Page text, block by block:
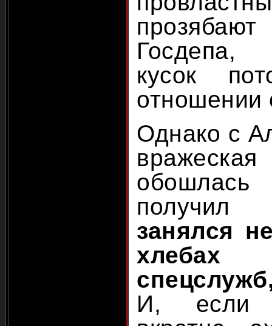
Госдепа,
кусок
Однако с
занялся
И, если